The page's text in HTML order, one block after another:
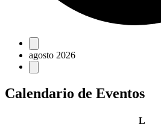
Eventos
agosto 2026
Calendario de Eventos
Llunes